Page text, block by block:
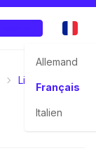
Allemand
Français
Italien
Limer, Scier,